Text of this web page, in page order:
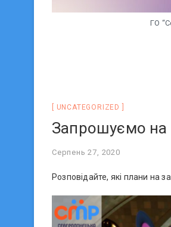
ГО
UNCATEGORIZED
Запрошуємо на
Серпень 27, 2020
Розповідайте, які плани на